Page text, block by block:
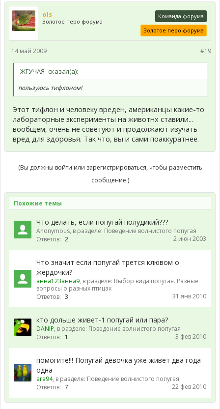
ols
Золотое перо форума
Команда форума
Золотое перо форума
#19
14 май 2009
-ЖГУЧАЯ- сказал(а):
пользуюсь тифлоном!
Этот тифлон и человеку вреден, американцы какие-то
лабораторные эксперименты на животнх ставили...
вообщем, очень не советуют и продолжают изучать
вред для здоровья. Так что, вы и сами поаккуратнее.
(Вы должны войти или зарегистрироваться, чтобы разместить
сообщение.)
Похожие темы
Что делать, если попугай полудикий???
Anonymous, в разделе: Поведение волнистого попугая
Ответов: 2 2 июн 2003
Что значит если попугай трется клювом о
жердочки?
анна123анна9, в разделе: Выбор вида попугая. Разные
вопросы о разных птицах
Ответов: 3 31 янв 2010
кто дольше живет-1 попугай или пара?
DANIP, в разделе: Поведение волнистого попугая
Ответов: 1 3 фев 2010
помогите!!! Попугай девочка уже живет два года
одна
ara94, в разделе: Поведение волнистого попугая
Ответов: 7 22 фев 2010